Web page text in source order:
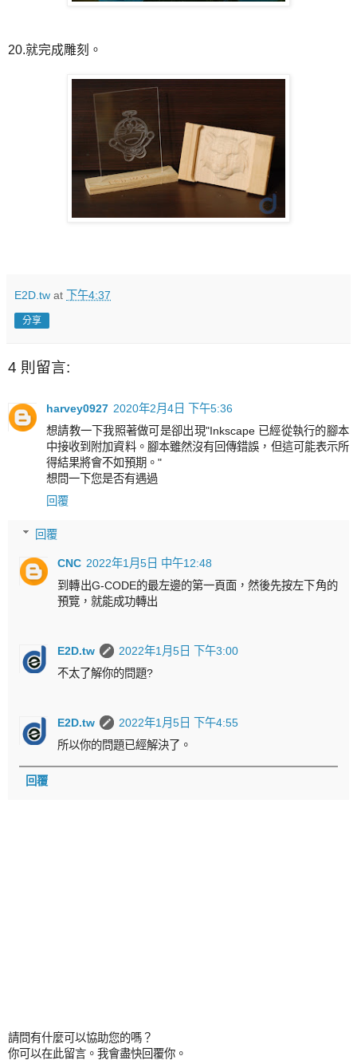
20.就完成雕刻。
E2D.tw at 下午4:37
分享
4 則留言:
harvey0927 2020年2月4日 下午5:36
想請教一下我照著做可是卻出現"Inkscape 已經從執行的腳本
中接收到附加資料。腳本雖然沒有回傳錯誤，但這可能表示所
得結果將會不如預期。"
想問一下您是否有遇過
回覆
回覆
CNC 2022年1月5日 中午12:48
到轉出G-CODE的最左邊的第一頁面，然後先按左下角的
預覽，就能成功轉出
E2D.tw
2022年1月5日 下午3:00
不太了解你的問題?
E2D.tw
2022年1月5日 下午4:55
所以你的問題已經解決了。
回覆
請問有什麼可以協助您的嗎？
你可以在此留言。我會盡快回覆你。